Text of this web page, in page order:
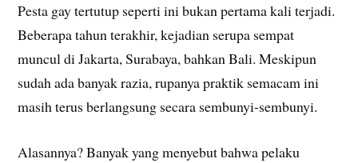
Pesta gay tertutup seperti ini bukan pertama kali terjadi.
Beberapa tahun terakhir, kejadian serupa sempat
muncul di Jakarta, Surabaya, bahkan Bali. Meskipun
sudah ada banyak razia, rupanya praktik semacam ini
masih terus berlangsung secara sembunyi-sembunyi.
Alasannya? Banyak yang menyebut bahwa pelaku